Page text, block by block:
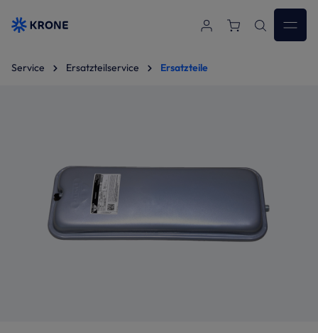
Zum Hauptinhalt springen
Service Ersatzteilservice Ersatzteile